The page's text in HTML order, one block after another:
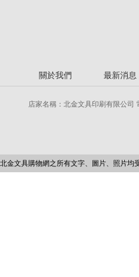
關於我們 最新消息
店家名稱：北金文具印刷有限公
北金文具購物網之所有文字、圖片、照片均